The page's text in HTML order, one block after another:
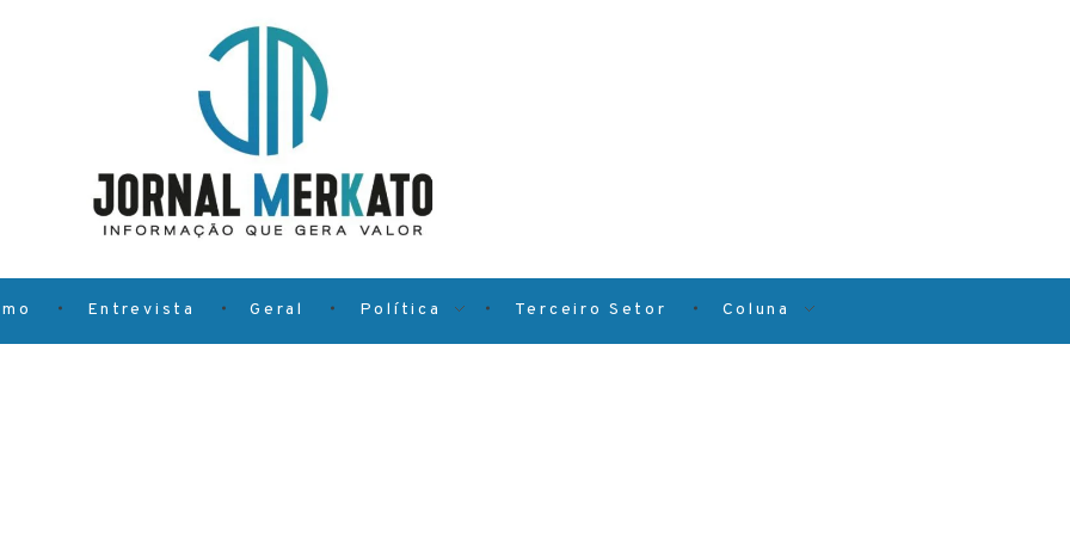
Entrevista Geral Política Terceiro Setor Coluna